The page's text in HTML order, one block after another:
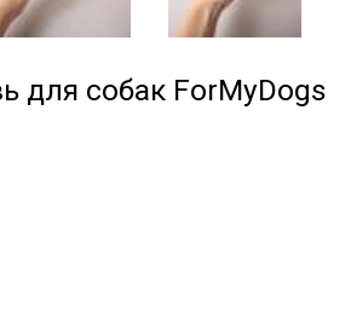
для собак ForMyDogs